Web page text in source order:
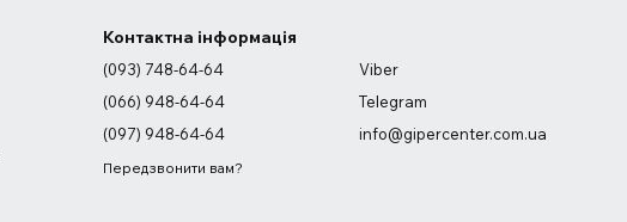
Контактна інформація
(093) 748-64-64
(066) 948-64-64
(097) 948-64-64
Передзвонити вам?
Viber
Telegram
info@gipercenter.com.ua